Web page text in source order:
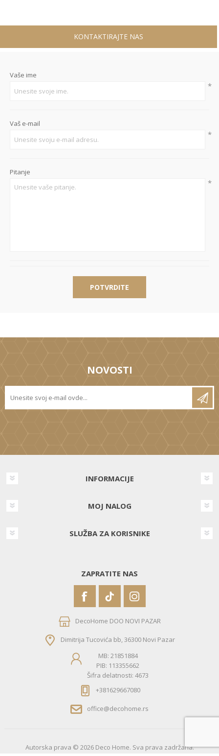
KONTAKTIRAJTE NAS
Vaše ime
*
Vaš e-mail
*
Pitanje
*
POTVRDITE
NOVOSTI
INFORMACIJE
MOJ NALOG
SLUŽBA ZA KORISNIKE
ZAPRATITE NAS
DecoHome DOO NOVI PAZAR
Dimitrija Tucovića bb, 36300 Novi Pazar
MB: 21851884
PIB: 113355662
Šifra delatnosti: 4673
+381629667080
office@decohome.rs
Autorska prava © 2026 Deco Home. Sva prava zadržana.